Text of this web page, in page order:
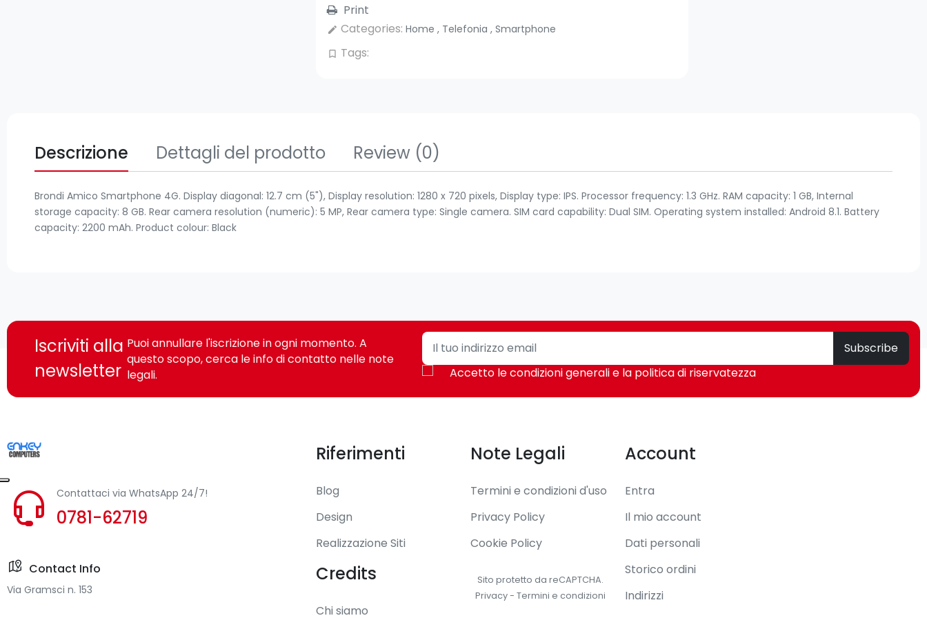
Print
edit Categories: Home , Telefonia , Smartphone
bookmark_border Tags:
Descrizione Dettagli del prodotto Review (0)
Brondi Amico Smartphone 4G. Display diagonal: 12.7 cm (5"), Display resolution: 1280 x 720 pixels, Display type: IPS. Processor frequency: 1.3 GHz. RAM capacity: 1 GB, Internal
storage capacity: 8 GB. Rear camera resolution (numeric): 5 MP, Rear camera type: Single camera. SIM card capability: Dual SIM. Operating system installed: Android 8.1. Battery
capacity: 2200 mAh. Product colour: Black
Iscriviti alla
newsletter
Puoi annullare l'iscrizione in ogni momento. A
questo scopo, cerca le info di contatto nelle note
legali.
Subscribe
Accetto le condizioni generali e la politica di riservatezza
Contattaci via WhatsApp 24/7!
0781-62719
Contact Info
Via Gramsci n. 153
Riferimenti
Blog
Design
Realizzazione Siti
Credits
Chi siamo
Note Legali
Termini e condizioni d'uso
Privacy Policy
Cookie Policy
Sito protetto da reCAPTCHA.
Privacy-Termini e condizioni
Account
Entra
Il mio account
Dati personali
Storico ordini
Indirizzi